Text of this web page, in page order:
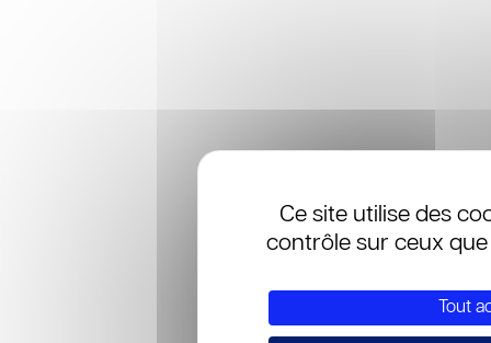
Ce site utilise des
contrôle sur ceux
Tout